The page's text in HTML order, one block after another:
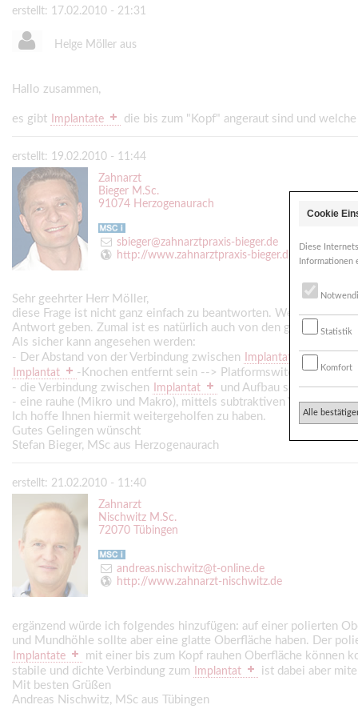
erstellt: 17.02.2010 - 21:31
Helge Möller aus
Hallo zusammen,
es gibt Implantate die bis zum "Kopf" angeraut sind und
erstellt: 19.02.2010 - 11:44
Zahnarzt
Bieger M.Sc.
91074 Herzogenaurach
sbieger@zahnarztpraxis-bieger.de
http://www.zahnarztpraxis-bieger.de
Sehr geehrter Herr Möller,
diese Frage ist nicht ganz einfach zu beantworten. Welches das
Antwort geben. Zumal ist es natürlich auch von den gegebenen
Als sicher kann angesehen werden:
- Der Abstand von der Verbindung zwischen
Implantat und
Implantat
-Knochen entfernt sein --> Platformswitching oder
- die Verbindung zwischen
Implantat
und Aufbau sollte
- eine rauhe (Mikro und Makro), mittels subtraktiven Verfahren
Ich hoffe Ihnen hiermit weitergeholfen zu haben.
Gutes Gelingen wünscht
Stefan Bieger, MSc aus Herzogenaurach
erstellt: 21.02.2010 - 11:40
Zahnarzt
Nischwitz M.Sc.
72070 Tübingen
andreas.nischwitz@t-online.de
http://www.zahnarzt-nischwitz.de
ergänzend würde ich folgendes hinzufügen: auf einer polierten
und Mundhöhle sollte aber eine glatte Oberfläche haben. Der
Implantate
mit einer bis zum Kopf rauhen Oberfläche können
stabile und dichte Verbindung zum
Implantat
ist dabei aber
Mit besten Grüßen
Andreas Nischwitz, MSc aus Tübingen
Cookie
Diese
Informationen
Statistik
Komfort
Alle